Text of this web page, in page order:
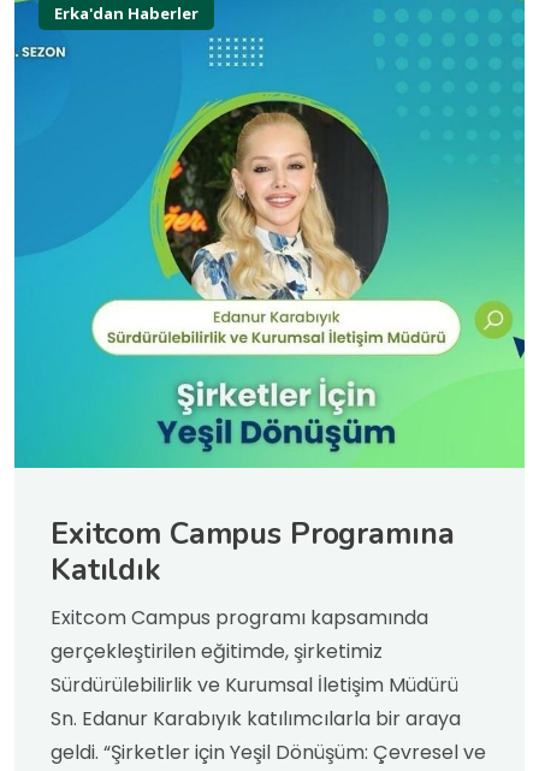
Erka'dan Haberler
Exitcom Campus Programına
Katıldık
Exitcom Campus programı kapsamında
gerçekleştirilen eğitimde, şirketimiz
Sürdürülebilirlik ve Kurumsal İletişim Müdürü
Sn. Edanur Karabıyık katılımcılarla bir araya
geldi. “Şirketler için Yeşil Dönüşüm: Çevresel ve